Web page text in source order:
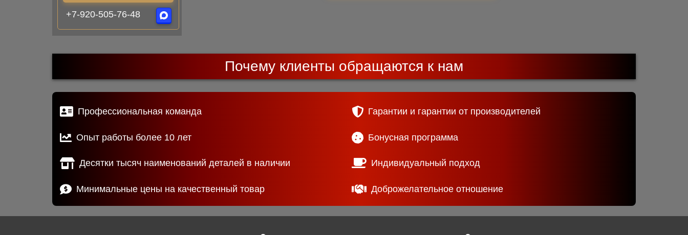
+7-920-505-76-48
Почему клиенты обращаются к нам
Профессиональная команда
Опыт работы более 10 лет
Десятки тысяч наименований деталей в наличии
Минимальные цены на качественный товар
Гарантии и гарантии от производителей
Бонусная программа
Индивидуальный подход
Доброжелательное отношение